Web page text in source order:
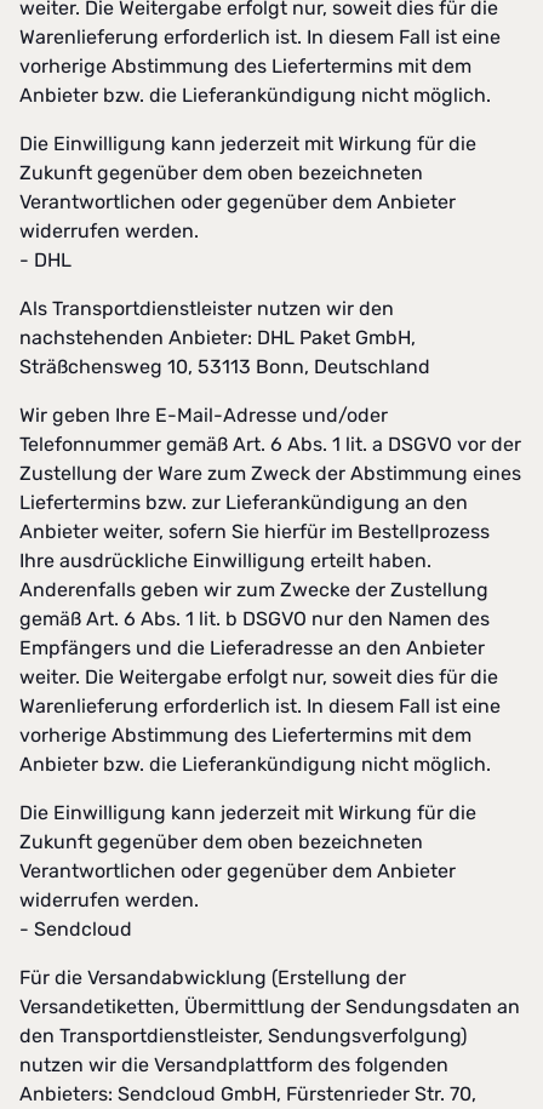
weiter. Die Weitergabe erfolgt nur, soweit dies für die
Warenlieferung erforderlich ist. In diesem Fall ist eine
vorherige Abstimmung des Liefertermins mit dem
Anbieter bzw. die Lieferankündigung nicht möglich.
Die Einwilligung kann jederzeit mit Wirkung für die
Zukunft gegenüber dem oben bezeichneten
Verantwortlichen oder gegenüber dem Anbieter
widerrufen werden.
- DHL
Als Transportdienstleister nutzen wir den
nachstehenden Anbieter: DHL Paket GmbH,
Sträßchensweg 10, 53113 Bonn, Deutschland
Wir geben Ihre E-Mail-Adresse und/oder
Telefonnummer gemäß Art. 6 Abs. 1 lit. a DSGVO vor der
Zustellung der Ware zum Zweck der Abstimmung eines
Liefertermins bzw. zur Lieferankündigung an den
Anbieter weiter, sofern Sie hierfür im Bestellprozess
Ihre ausdrückliche Einwilligung erteilt haben.
Anderenfalls geben wir zum Zwecke der Zustellung
gemäß Art. 6 Abs. 1 lit. b DSGVO nur den Namen des
Empfängers und die Lieferadresse an den Anbieter
weiter. Die Weitergabe erfolgt nur, soweit dies für die
Warenlieferung erforderlich ist. In diesem Fall ist eine
vorherige Abstimmung des Liefertermins mit dem
Anbieter bzw. die Lieferankündigung nicht möglich.
Die Einwilligung kann jederzeit mit Wirkung für die
Zukunft gegenüber dem oben bezeichneten
Verantwortlichen oder gegenüber dem Anbieter
widerrufen werden.
- Sendcloud
Für die Versandabwicklung (Erstellung der
Versandetiketten, Übermittlung der Sendungsdaten an
den Transportdienstleister, Sendungsverfolgung)
nutzen wir die Versandplattform des folgenden
Anbieters: Sendcloud GmbH, Fürstenrieder Str. 70,